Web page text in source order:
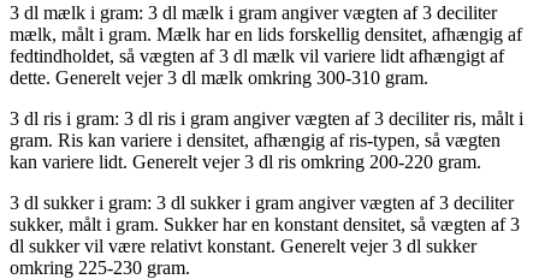
3 dl mælk i gram: 3 dl mælk i gram angiver vægten af 3 deciliter
mælk, målt i gram. Mælk har en lids forskellig densitet, afhængig af
fedtindholdet, så vægten af 3 dl mælk vil variere lidt afhængigt af
dette. Generelt vejer 3 dl mælk omkring 300-310 gram.
3 dl ris i gram: 3 dl ris i gram angiver vægten af 3 deciliter ris, målt i
gram. Ris kan variere i densitet, afhængig af ris-typen, så vægten
kan variere lidt. Generelt vejer 3 dl ris omkring 200-220 gram.
3 dl sukker i gram: 3 dl sukker i gram angiver vægten af 3 deciliter
sukker, målt i gram. Sukker har en konstant densitet, så vægten af 3
dl sukker vil være relativt konstant. Generelt vejer 3 dl sukker
omkring 225-230 gram.